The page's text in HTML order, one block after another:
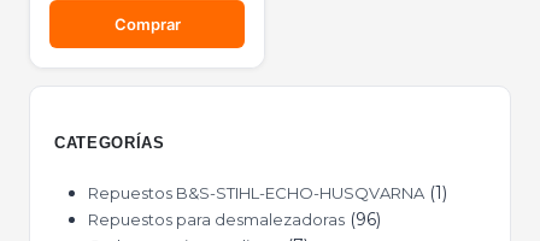
Comprar
CATEGORÍAS
Repuestos B&S-STIHL-ECHO-HUSQVARNA 1
Repuestos para desmalezadoras 96